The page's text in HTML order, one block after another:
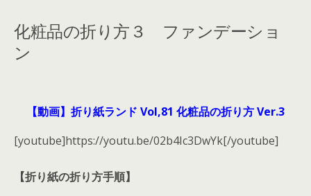
化粧品の折り方３ ファンデーショ
ン
【動画】折り紙ランド Vol,81 化粧品の折り方 Ver.3
[youtube]https://youtu.be/02b4Ic3DwYk[/youtube]
【折り紙の折り方手順】